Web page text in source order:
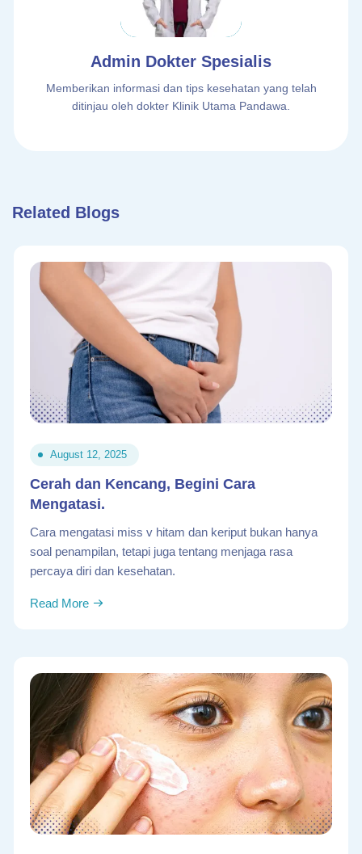
Admin Dokter Spesialis
Memberikan informasi dan tips kesehatan yang telah
ditinjau oleh dokter Klinik Utama Pandawa.
Related Blogs
August 12, 2025
Cerah dan Kencang, Begini Cara
Mengatasi.
Cara mengatasi miss v hitam dan keriput bukan hanya
soal penampilan, tetapi juga tentang menjaga rasa
percaya diri dan kesehatan.
Read More